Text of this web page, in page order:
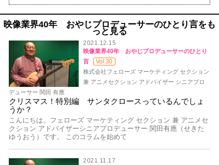
映像業界40年 おやじプロデューサーのひとり言をも
っと見る
2021.12.15
映像業界40年 おやじプロデューサーのひとり
言
Vol.30
株式会社フェローズ マーケティング セクション
兼 アニメセクション アドバイザー シニアプロ
デューサー 関田 有應
クリスマス！特別編 サンタクロースっているんでしょ
うか？
こんにちは。フェローズ マーケティング セクション 兼 アニメセ
クション アドバイザーシニアプロデューサー 関田有應（せきた
ゆうおう）です。 このコラムを始めて
2021.11.17